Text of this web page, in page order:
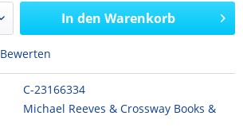
In den Warenkorb
Bewerten
C-23166334
Michael Reeves & Crossway Books &